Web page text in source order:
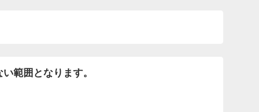
範囲となります。